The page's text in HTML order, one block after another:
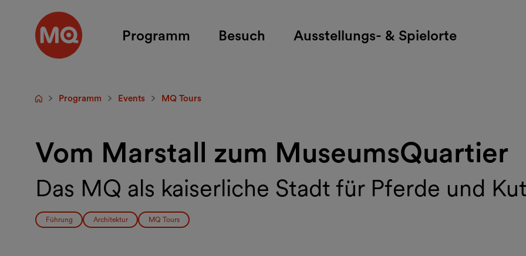
Programm Besuch Ausstellungs- & Spielorte
StartseiteProgramm Events MQ Tours
Vom Marstall zum MuseumsQuartier
Das MQ als kaiserliche Stadt für Pferde und
Führung Architektur MQ Tours